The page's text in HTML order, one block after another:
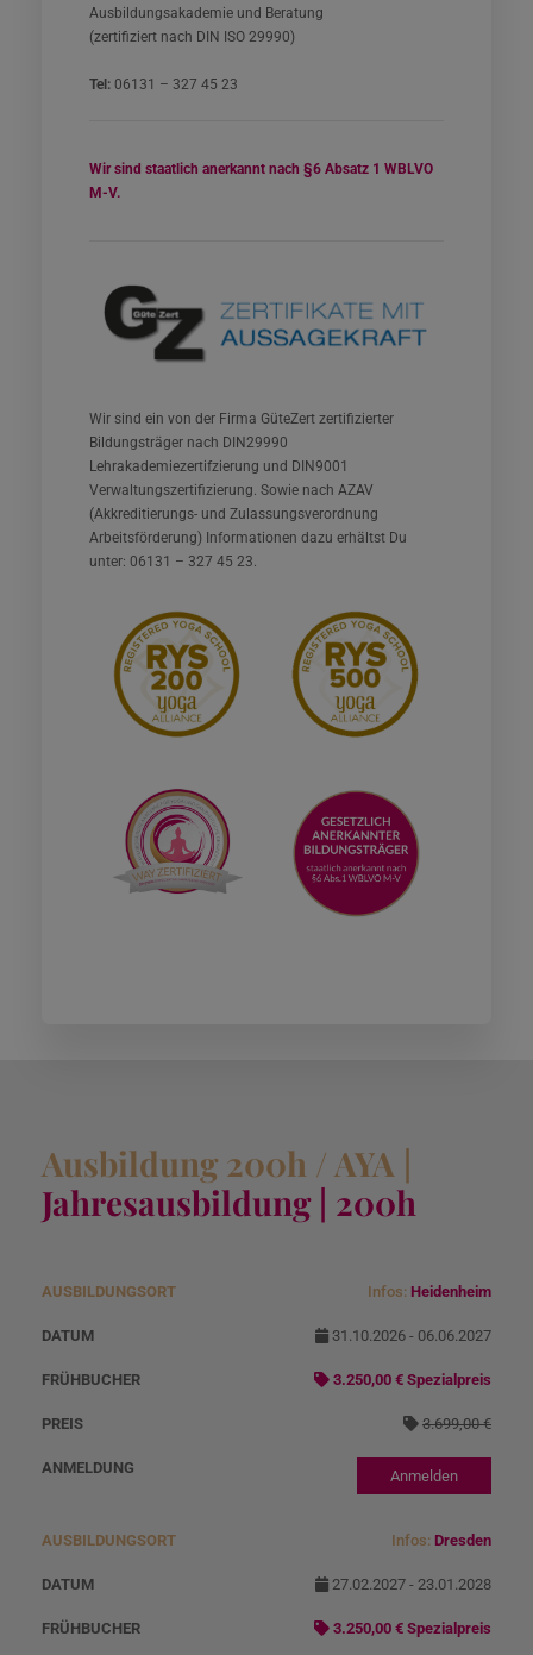
Ausbildungsakademie und Beratung
(zertifiziert nach DIN ISO 29990)
Tel: 06131 – 327 45 23
Wir sind staatlich anerkannt nach §6 Absatz 1 WBLVO
M-V.
Wir sind ein von der Firma GüteZert zertifizierter
Bildungsträger nach DIN29990
Lehrakademiezertifzierung und DIN9001
Verwaltungszertifizierung. Sowie nach AZAV
(Akkreditierungs- und Zulassungsverordnung
Arbeitsförderung) Informationen dazu erhältst Du
unter: 06131 – 327 45 23.
Ausbildung 200h / AYA |
Jahresausbildung | 200h
A
u
s
d
n
g
D
u
N
o
ei
s
Infos: Heidenheim
31.10.2026 - 06.06.2027
3.250,00 € Spezialpreis
3.699,00 €
Anmelden
Infos: Dresden
27.02.2027 - 23.01.2028
3.250,00 € Spezialpreis